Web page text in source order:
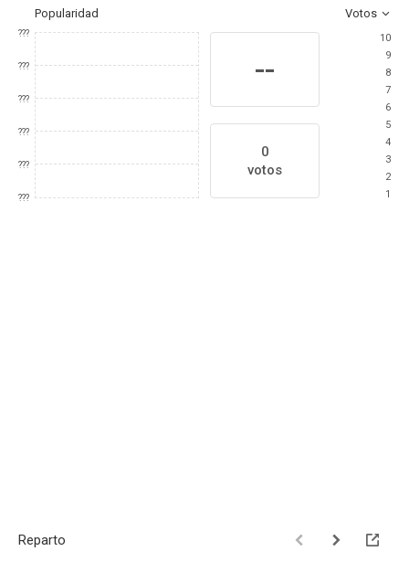
Popularidad Votos
???
???
???
???
???
???
--
0
votos
10
9
8
7
6
5
4
3
2
1
Reparto